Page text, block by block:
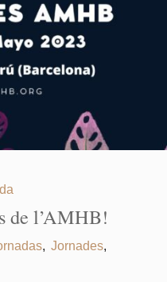
de l’AMHB!
, Jornades,